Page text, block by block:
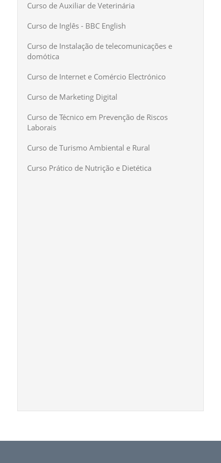
Curso de Auxiliar de Veterinária
Curso de Inglês - BBC English
Curso de Instalação de telecomunicações e
domótica
Curso de Internet e Comércio Electrónico
Curso de Marketing Digital
Curso de Técnico em Prevenção de Riscos
Laborais
Curso de Turismo Ambiental e Rural
Curso Prático de Nutrição e Dietética